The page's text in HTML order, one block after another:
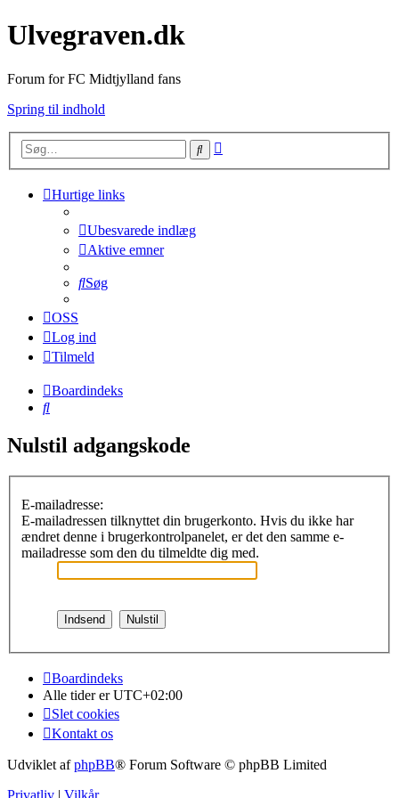
Ulvegraven.dk
Forum for FC Midtjylland fans
Spring til indhold
Søg
Hurtige links
Ubesvarede indlæg
Aktive emner
Søg
OSS
Log ind
Tilmeld
Boardindeks
Søg
Nulstil adgangskode
E-mailadresse:
E-mailadressen tilknyttet din brugerkonto. Hvis du ikke har
ændret denne i brugerkontrolpanelet, er det den samme e-
mailadresse som den du tilmeldte dig med.
Boardindeks
Alle tider erUTC+02:00
Slet cookies
Kontakt os
Udviklet afphpBB® Forum Software © phpBB Limited
Privatliv | Vilkår